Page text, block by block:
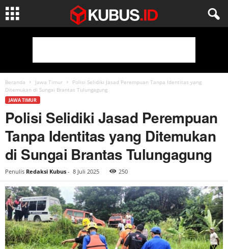
Beranda Jawa Timur
Polisi Selidiki Jasad Perempuan Tanpa Identitas yang
Ditemukan di Sungai Brantas Tulungagung
JAWA TIMUR
Polisi Selidiki Jasad Perempuan
Tanpa Identitas yang Ditemukan
di Sungai Brantas Tulungagung
Penulis Redaksi Kubus - 8 Juli 2025 250